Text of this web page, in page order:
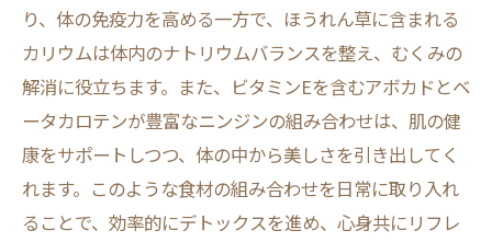
デトックスサラダを日常に取り入れるコツ
り、体の免疫力を高める一方で、ほうれん草に含まれる
カリウムは体内のナトリウムバランスを整え、むくみの
解消に役立ちます。また、ビタミンEを含むアボカドとベ
ータカロテンが豊富なニンジンの組み合わせは、肌の健
康をサポートしつつ、体の中から美しさを引き出してく
れます。このような食材の組み合わせを日常に取り入れ
ることで、効率的にデトックスを進め、心身共にリフレ